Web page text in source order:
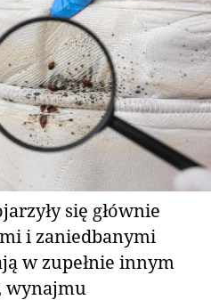
się głównie
i zaniedbanymi
w zupełnie innym
wynajmu